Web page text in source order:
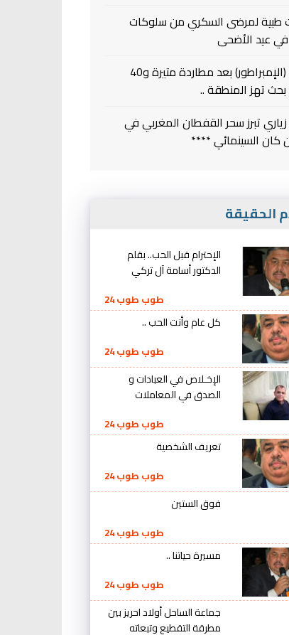
طبية لمرضى السكري من سلوكات
في عيد الأضحى
سقوط (الإمبراطور) بعد مطاردة متيرة و40
تهز المنطقة ..
تبرز سحر القفطان المغربي في
كان السينمائي ****
الحقيقة
الإحترام قبل الحب.. بقلم
الدكتور أسامة آل تركي
طوب طوب 24
كل عام وأنت الحب ..
طوب طوب 24
الإخـلاص في العبادات و
الصدق في المعاملات
طوب طوب 24
تعريف الشخصية
طوب طوب 24
فوق الستين
طوب طوب 24
مسيرة حياتنا ..
طوب طوب 24
جماعة الساحل أولاد احريز بين
مطرقة التقطيع وتبعاته